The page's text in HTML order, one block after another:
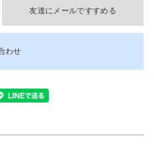
友達にメールですすめる
わせ